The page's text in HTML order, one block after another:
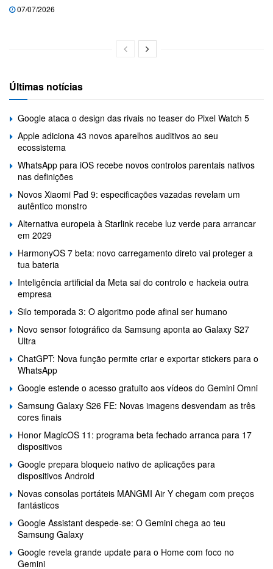
07/07/2026
Últimas notícias
Google ataca o design das rivais no teaser do Pixel Watch 5
Apple adiciona 43 novos aparelhos auditivos ao seu
ecossistema
WhatsApp para iOS recebe novos controlos parentais nativos
nas definições
Novos Xiaomi Pad 9: especificações vazadas revelam um
autêntico monstro
Alternativa europeia à Starlink recebe luz verde para arrancar
em 2029
HarmonyOS 7 beta: novo carregamento direto vai proteger a
tua bateria
Inteligência artificial da Meta sai do controlo e hackeia outra
empresa
Silo temporada 3: O algoritmo pode afinal ser humano
Novo sensor fotográfico da Samsung aponta ao Galaxy S27
Ultra
ChatGPT: Nova função permite criar e exportar stickers para o
WhatsApp
Google estende o acesso gratuito aos vídeos do Gemini Omni
Samsung Galaxy S26 FE: Novas imagens desvendam as três
cores finais
Honor MagicOS 11: programa beta fechado arranca para 17
dispositivos
Google prepara bloqueio nativo de aplicações para
dispositivos Android
Novas consolas portáteis MANGMI Air Y chegam com preços
fantásticos
Google Assistant despede-se: O Gemini chega ao teu
Samsung Galaxy
Google revela grande update para o Home com foco no
Gemini